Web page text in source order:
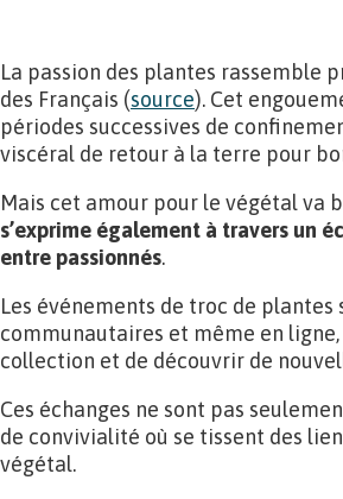
La passion des plantes rassemble
des Français (source). Cet
périodes successives de
viscéral de retour à la terre pour
Mais cet amour pour le végétal va
s’exprime également à travers un
entre passionnés.
Les événements de troc de
communautaires et même en
collection et de découvrir de
Ces échanges ne sont pas
de convivialité où se tissent des
végétal.